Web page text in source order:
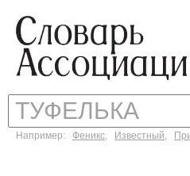
Например: Феникс, Известный,